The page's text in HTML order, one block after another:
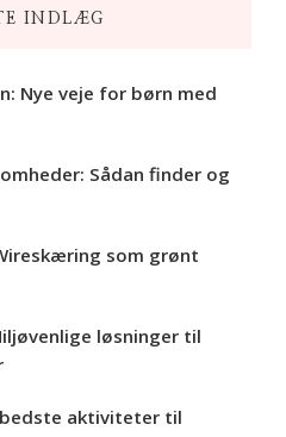
INDLÆG
Nye veje for børn med
Sådan finder og
som grønt
løsninger til
bedste aktiviteter til